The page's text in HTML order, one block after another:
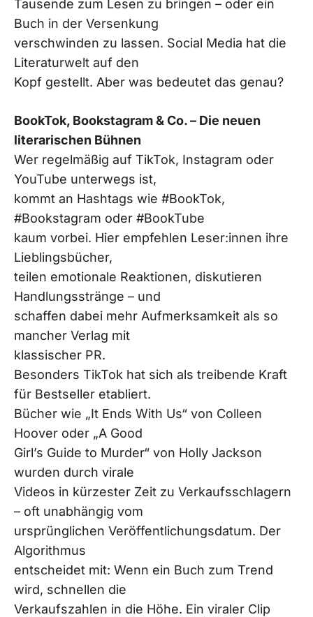
Tausende zum Lesen zu bringen – oder ein
Buch in der Versenkung
verschwinden zu lassen. Social Media hat die
Literaturwelt auf den
Kopf gestellt. Aber was bedeutet das genau?
BookTok, Bookstagram & Co. – Die neuen
literarischen Bühnen
Wer regelmäßig auf TikTok, Instagram oder
YouTube unterwegs ist,
kommt an Hashtags wie #BookTok,
#Bookstagram oder #BookTube
kaum vorbei. Hier empfehlen Leser:innen ihre
Lieblingsbücher,
teilen emotionale Reaktionen, diskutieren
Handlungsstränge – und
schaffen dabei mehr Aufmerksamkeit als so
mancher Verlag mit
klassischer PR.
Besonders TikTok hat sich als treibende Kraft
für Bestseller etabliert.
Bücher wie „It Ends With Us“ von Colleen
Hoover oder „A Good
Girl’s Guide to Murder“ von Holly Jackson
wurden durch virale
Videos in kürzester Zeit zu Verkaufsschlagern
– oft unabhängig vom
ursprünglichen Veröffentlichungsdatum. Der
Algorithmus
entscheidet mit: Wenn ein Buch zum Trend
wird, schnellen die
Verkaufszahlen in die Höhe. Ein viraler Clip